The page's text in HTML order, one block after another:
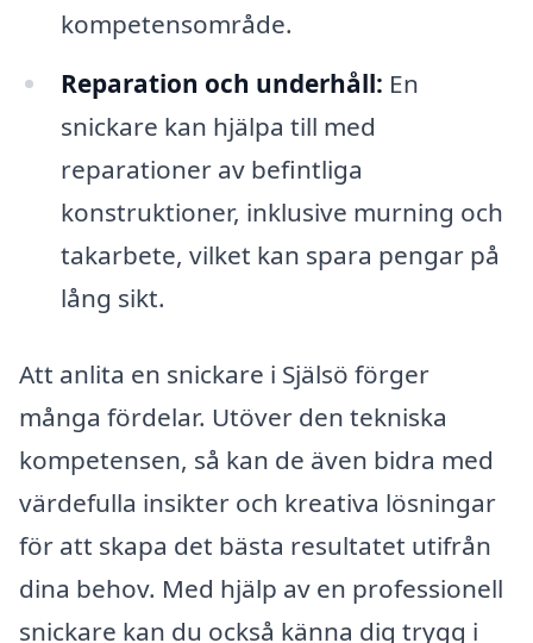
kompetensområde.
Reparation och underhåll: En
snickare kan hjälpa till med
reparationer av befintliga
konstruktioner, inklusive murning och
takarbete, vilket kan spara pengar på
lång sikt.
Att anlita en snickare i Själsö förger
många fördelar. Utöver den tekniska
kompetensen, så kan de även bidra med
värdefulla insikter och kreativa lösningar
för att skapa det bästa resultatet utifrån
dina behov. Med hjälp av en professionell
snickare kan du också känna dig trygg i